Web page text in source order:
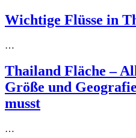
Wichtige Flüsse in
…
Thailand Fläche –
Größe und
musst
…